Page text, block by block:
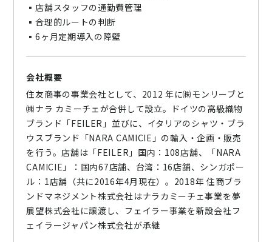
▪店舗スタッフの通勤費管理
▪合理的ルートの判断
▪6ヶ月定期導入の障壁
会社概要
住友商事の事業会社として、2012 年に㈱モンリーブと
㈱ナラ カミーチェが合併して設立。ドイツの高級織物
ブランド「FEILER」並びに、イタリアのシャツ・ブラ
ウスブランド「NARA CAMICIE」の輸入・企画・販売
を行う。店舗は「FEILER」国内：108店舗、「NARA
CAMICIE」：国内67店舗、台湾：16店舗、シンガポー
ル：1店舗（共に2016年4月現在）。2018年 住商ブラ
ンドマネジメント株式会社はナラカミーチェ事業を夢
展望株式会社に譲渡し、フェイラー事業を新設会社フ
ェイラージャパン株式会社が承継